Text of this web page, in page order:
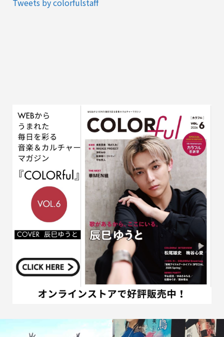
Tweets by colorfulstaff